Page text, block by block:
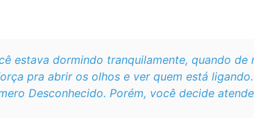
estava dormindo tranquilamente, quando de
pra abrir os olhos e ver quem está
Desconhecido. Porém, você decide